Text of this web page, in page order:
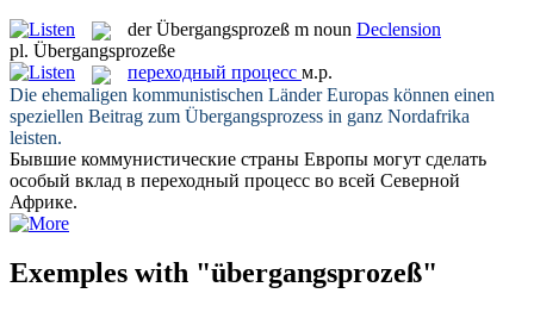
derÜbergangsprozeß m noun Declension
pl. Übergangsprozeße
переходный процесс м.р.
Die ehemaligen kommunistischen Länder Europas können einen
speziellen Beitrag zum Übergangsprozess in ganz Nordafrika
leisten.
Бывшие коммунистические страны Европы могут сделать
особый вклад в переходный процесс во всей Северной
Африке.
Exemples with "übergangsprozeß"